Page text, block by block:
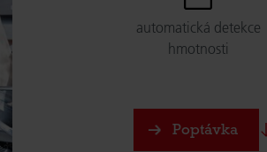
automatická detekce
hmotnosti
Poptávka